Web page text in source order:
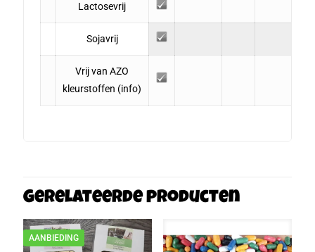
Lactosevrij
Sojavrij
Vrij van AZO
kleurstoffen (info)
Gerelateerde producten
AANBIEDING